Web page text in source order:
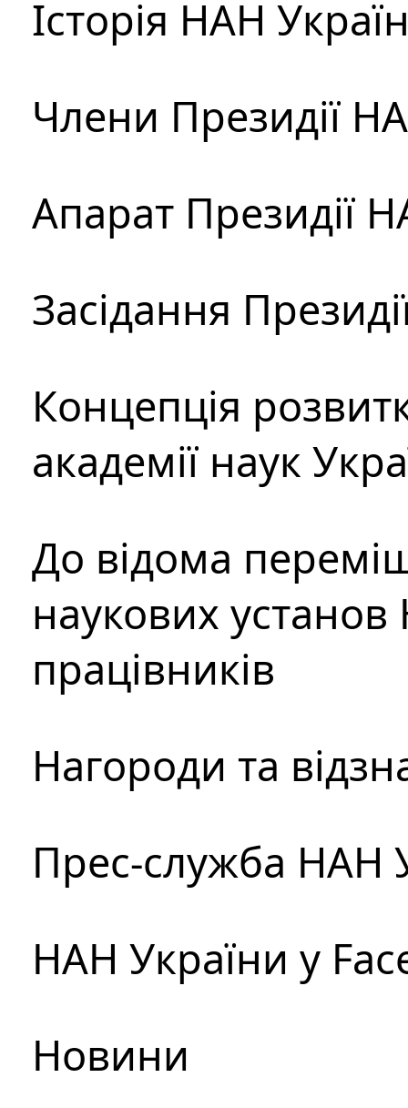
Історія НАН
Члени Президії
Апарат Президії
Засідання
Концепція
академії наук
До відома
наукових установ
працівників
Нагороди та
Прес-служба НАН
НАН України у
Новини